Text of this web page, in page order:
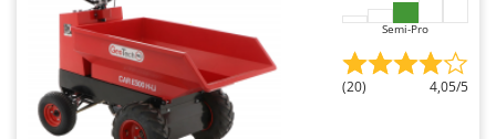
Semi-Pro
(20) 4,05/5